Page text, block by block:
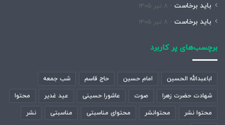
باید برخاست ۸ تیر ۱۴۰۵
باید برخاست ۸ تیر ۱۴۰۵
برچسب‌های پر کاربرد
اباعبدالله الحسین امام حسین حاج قاسم شب جمعه
شهادت حضرت زهرا صوت عاشورا حسینی عید غدیر محتوا
محتوا نشر محتوانشر محتوای مناسبتی مناسبتی نشر